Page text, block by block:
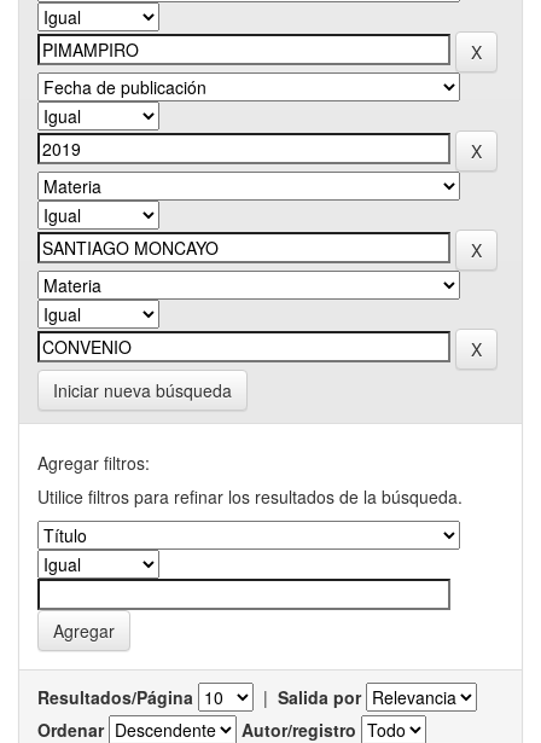
Iniciar nueva búsqueda
Agregar filtros:
Utilice filtros para refinar los resultados de la búsqueda.
Resultados/Página | Salida por
Ordenar
Autor/registro